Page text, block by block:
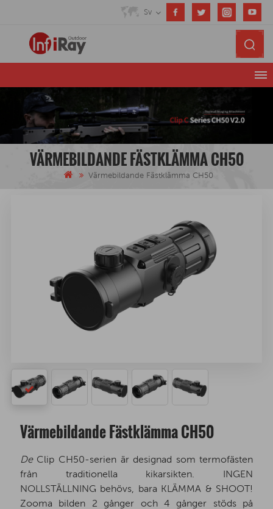
Sv
VÄRMEBILDANDE FÄSTKLÄMMA CH50
Värmebildande Fästklämma CH50
Värmebildande Fästklämma CH50
DeClip CH50-serien är designad som termofästen
från traditionella kikarsikten. INGEN
NOLLSTÄLLNING behövs, bara KLÄMMA & SHOOT!
Zooma bilden 2 gånger och 4 gånger stöds på